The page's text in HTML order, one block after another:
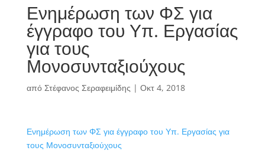
Ενημέρωση των ΦΣ για
έγγραφο του Υπ. Εργασίας
για τους
Μονοσυνταξιούχους
από Στέφανος Σεραφειμίδης | Οκτ 4, 2018
Ενημέρωση των ΦΣ για έγγραφο του Υπ. Εργασίας για
τους Μονοσυνταξιούχους